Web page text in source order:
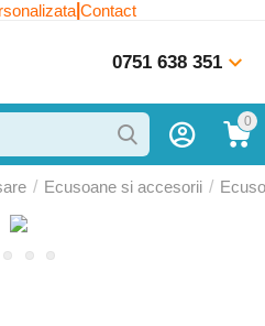
Contact
0751 638 351
0
/ Ecusoane si accesorii /